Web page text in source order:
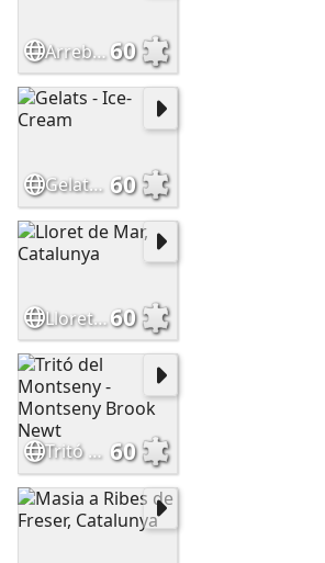
Arrebossat - Breaded60
Gelats - Ice-Cream 60
Lloret de Mar, Catalunya60
Tritó del Montseny - Montseny Brook Newt 60